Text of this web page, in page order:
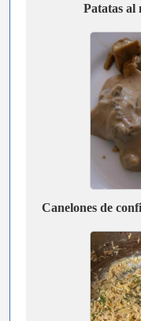
Patatas al
Canelones de